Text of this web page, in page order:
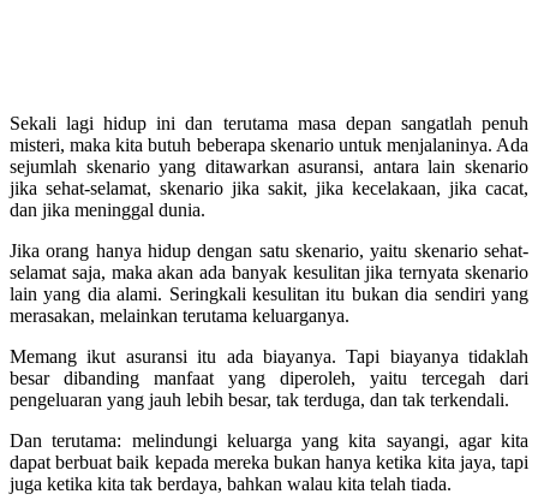
Sekali lagi hidup ini dan terutama masa depan sangatlah penuh
misteri, maka kita butuh beberapa skenario untuk menjalaninya. Ada
sejumlah skenario yang ditawarkan asuransi, antara lain skenario
jika sehat-selamat, skenario jika sakit, jika kecelakaan, jika cacat,
dan jika meninggal dunia.
Jika orang hanya hidup dengan satu skenario, yaitu skenario sehat-
selamat saja, maka akan ada banyak kesulitan jika ternyata skenario
lain yang dia alami. Seringkali kesulitan itu bukan dia sendiri yang
merasakan, melainkan terutama keluarganya.
Memang ikut asuransi itu ada biayanya. Tapi biayanya tidaklah
besar dibanding manfaat yang diperoleh, yaitu tercegah dari
pengeluaran yang jauh lebih besar, tak terduga, dan tak terkendali.
Dan terutama: melindungi keluarga yang kita sayangi, agar kita
dapat berbuat baik kepada mereka bukan hanya ketika kita jaya, tapi
juga ketika kita tak berdaya, bahkan walau kita telah tiada.